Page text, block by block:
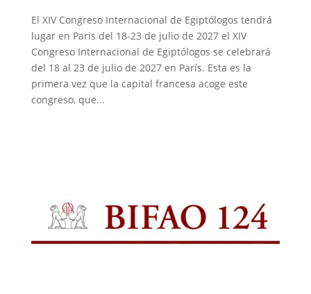
El XIV Congreso Internacional de Egiptólogos tendrá
lugar en Paris del 18-23 de julio de 2027 el XIV
Congreso Internacional de Egiptólogos se celebrará
del 18 al 23 de julio de 2027 en París. Esta es la
primera vez que la capital francesa acoge este
congreso, que...